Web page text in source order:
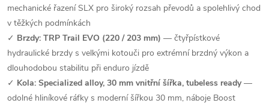
mechanické řazení SLX pro široký rozsah převodů a spolehlivý chod
v těžkých podmínkách
✓ Brzdy: TRP Trail EVO (220 / 203 mm) — čtyřpístkové
hydraulické brzdy s velkými kotouči pro extrémní brzdný výkon a
dlouhodobou stabilitu při enduro jízdě
✓ Kola: Specialized alloy, 30 mm vnitřní šířka, tubeless ready—
odolné hliníkové ráfky s moderní šířkou 30 mm, náboje Boost